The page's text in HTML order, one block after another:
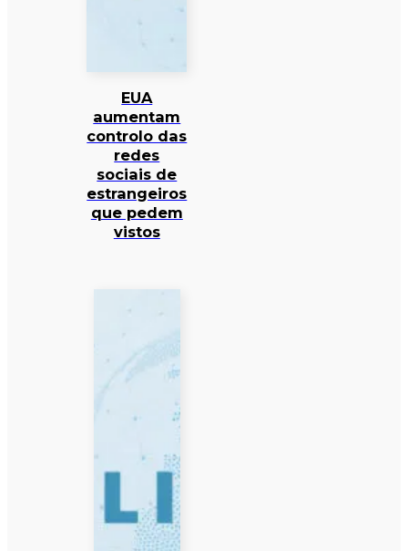
EUA
aumentam
controlo das
redes
sociais de
estrangeiros
que pedem
vistos